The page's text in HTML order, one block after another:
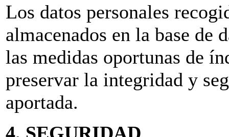
Los datos personales
almacenados en la base de
las medidas oportunas de
preservar la integridad y
aportada.